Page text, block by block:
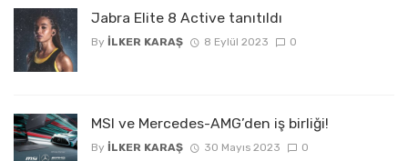
Jabra Elite 8 Active tanıtıldı
By İLKER KARAŞ 8 Eylül 2023 0
MSI ve Mercedes-AMG’den iş birliği!
By İLKER KARAŞ 30 Mayıs 2023 0